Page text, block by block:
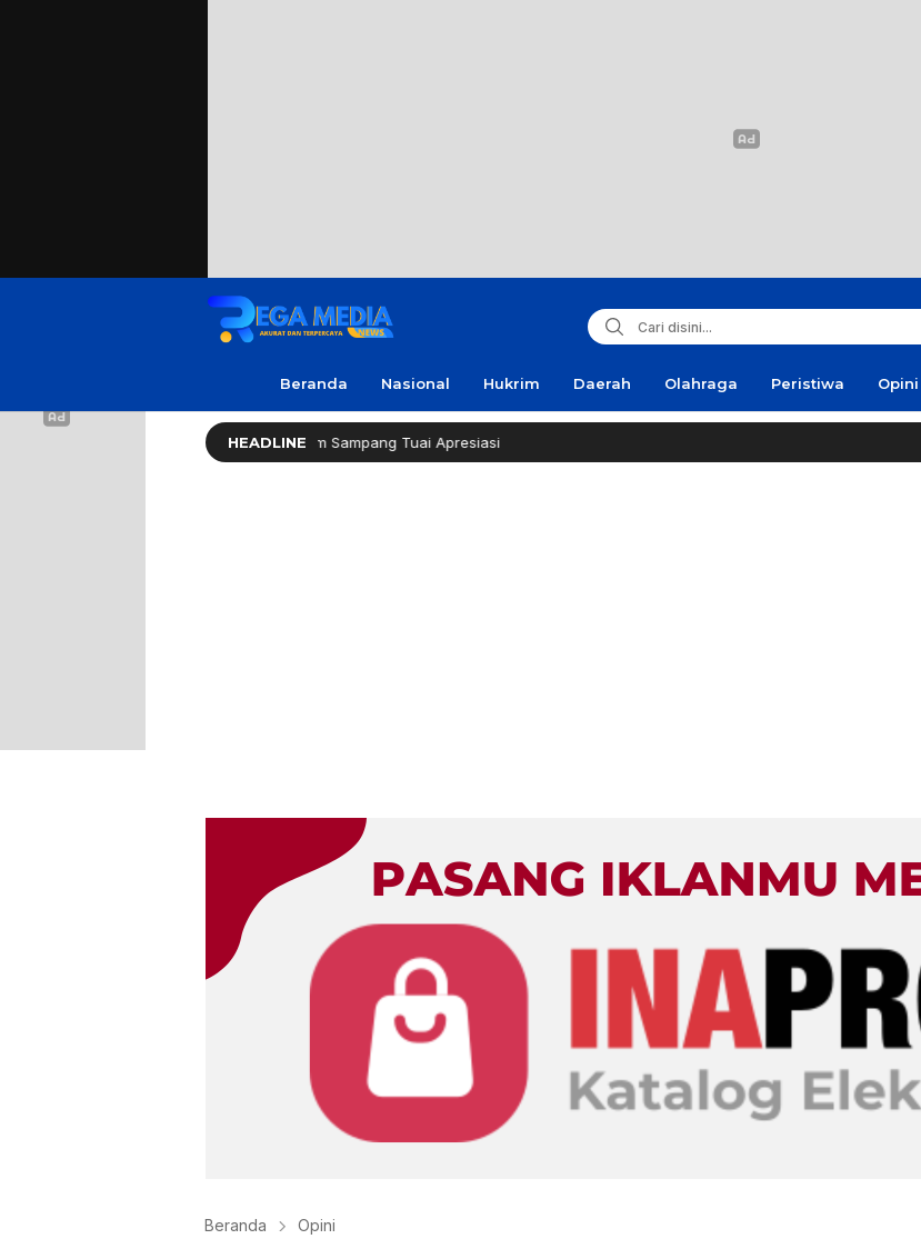
Beranda Nasional Hukrim Daerah Olahraga Peristiwa Opini
HEADLINE
Ungkap Curanmor, Reskrim Sampang Tuai Apresiasi
Beranda Opini